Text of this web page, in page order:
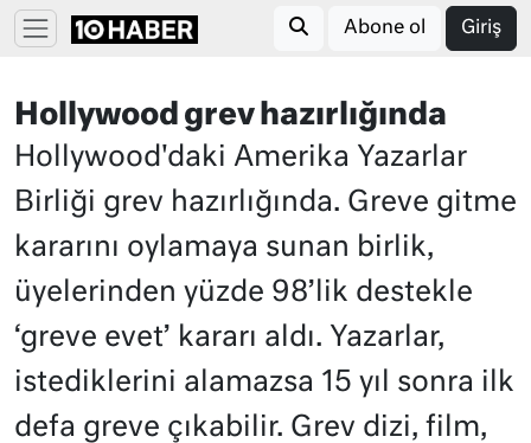
Abone ol Giriş
Hollywood grev hazırlığında
Hollywood'daki Amerika Yazarlar
Birliği grev hazırlığında. Greve gitme
kararını oylamaya sunan birlik,
üyelerinden yüzde 98’lik destekle
‘greve evet’ kararı aldı. Yazarlar,
istediklerini alamazsa 15 yıl sonra ilk
defa greve çıkabilir. Grev dizi, film,